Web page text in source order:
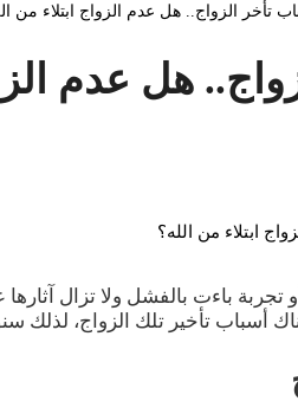
تأخر الزواج.. هل عدم الزواج ابتلاء من
هل عدم
أو تجربة باءت بالفشل ولا تزال
أسباب تأخير تلك الزواج، لذلك